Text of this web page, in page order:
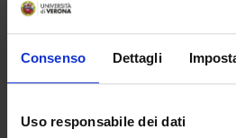
Consenso Dettagli
Uso responsabile dei dati
implications of the main public
software to simulate the impact of
behavior.
Prerequisites and basic